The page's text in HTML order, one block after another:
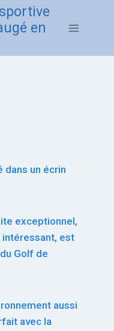
en
dans un écrin
exceptionnel,
est
Golf de
aussi
avec la